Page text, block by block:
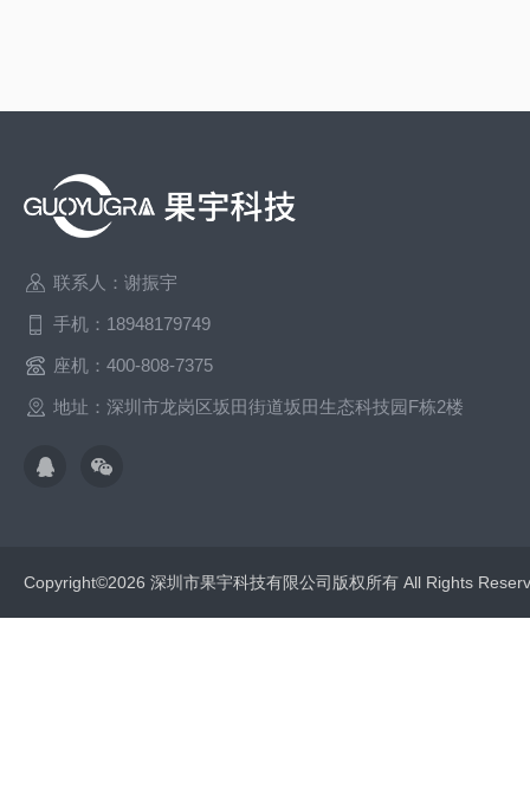
联系人：谢振宇
手机：18948179749
座机：400-808-7375
地址：深圳市龙岗区坂田街道坂田生态科技园F栋2楼
Copyright©2026 深圳市果宇科技有限公司版权所有 All Rights